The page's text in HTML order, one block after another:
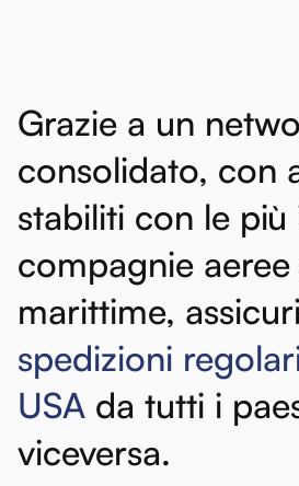
Grazie a un
consolidato, con
stabiliti con le più
compagnie aeree
marittime,
spedizioni
USA da tutti i
viceversa.